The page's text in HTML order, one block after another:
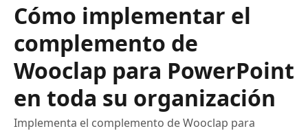
Cómo implementar el
complemento de
Wooclap para PowerPoint
en toda su organización
Implementa el complemento de Wooclap para